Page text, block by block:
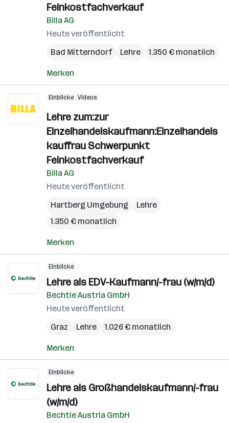
Feinkostfachverkauf
Billa AG
Heute veröffentlicht
Bad Mitterndorf
Lehre 1.350 € monatlich
Merken
Einblicke Videos
Lehre zum:zur
Einzelhandelskaufmann:Einzelhandels
kauffrau Schwerpunkt
Feinkostfachverkauf
Billa AG
Heute veröffentlicht
Hartberg Umgebung
Lehre
1.350 € monatlich
Merken
Einblicke
Lehre als EDV-Kaufmann/-frau (w/m/d)
Bechtle Austria GmbH
Heute veröffentlicht
Graz
Lehre 1.026 € monatlich
Merken
Einblicke
Lehre als Großhandelskaufmann/-frau
(w/m/d)
Bechtle Austria GmbH